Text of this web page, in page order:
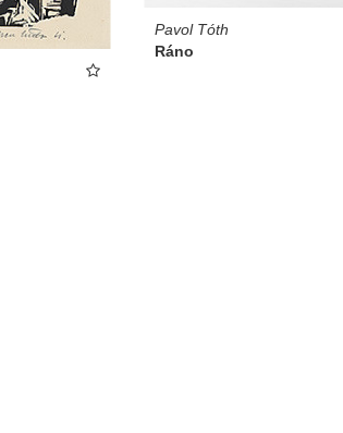
Pavol Tóth
Ráno